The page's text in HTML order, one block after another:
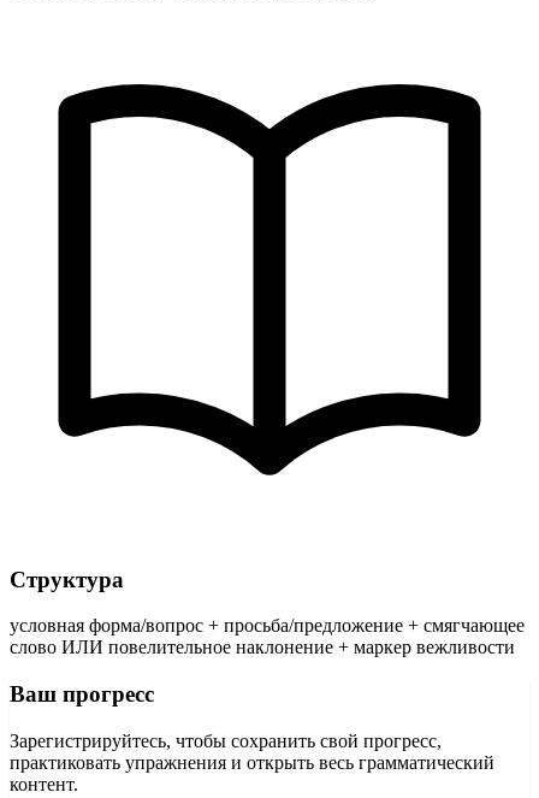
Структура
условная форма/вопрос + просьба/предложение + смягчающее
слово ИЛИ повелительное наклонение + маркер вежливости
Ваш прогресс
Зарегистрируйтесь, чтобы сохранить свой прогресс,
практиковать упражнения и открыть весь грамматический
контент.